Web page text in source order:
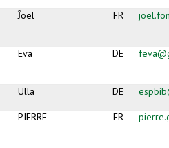
Ĵoel FR
Eva DE
Ulla DE
PIERRE FR